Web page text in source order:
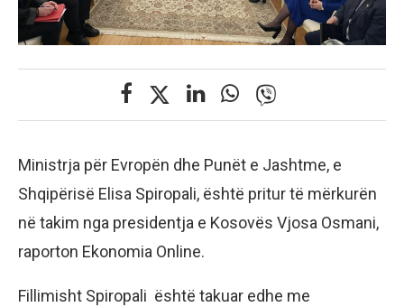
Ministrja për Evropën dhe Punët e Jashtme, e
Shqipërisë Elisa Spiropali, është pritur të mërkurën
në takim nga presidentja e Kosovës Vjosa Osmani,
raporton Ekonomia Online.
Fillimisht Spiropali është takuar edhe me